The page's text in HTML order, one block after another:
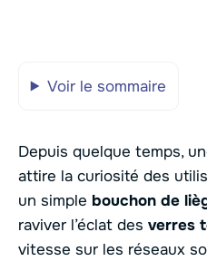
Voir le sommaire
Depuis quelque temps,
attire la curiosité des
un simple bouchon de
raviver l’éclat des verres
vitesse sur les réseaux